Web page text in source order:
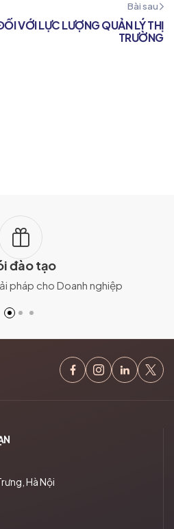
Bài sau
VỚI LỰC LƯỢNG QUẢN LÝ THỊ
TRƯỜNG
đào tạo
pháp cho Doanh nghiệp
Hà Nội